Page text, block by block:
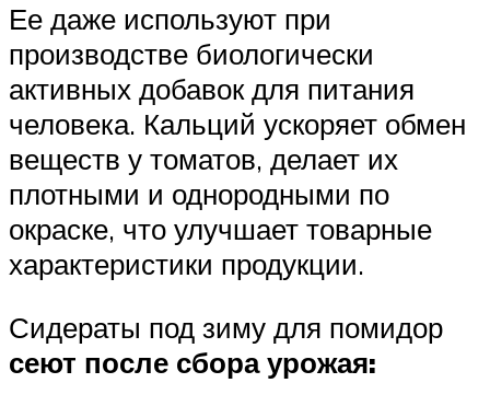
Ее даже используют при
производстве биологически
активных добавок для питания
человека. Кальций ускоряет обмен
веществ у томатов, делает их
плотными и однородными по
окраске, что улучшает товарные
характеристики продукции.
Сидераты под зиму для помидор
сеют после сбора урожая: